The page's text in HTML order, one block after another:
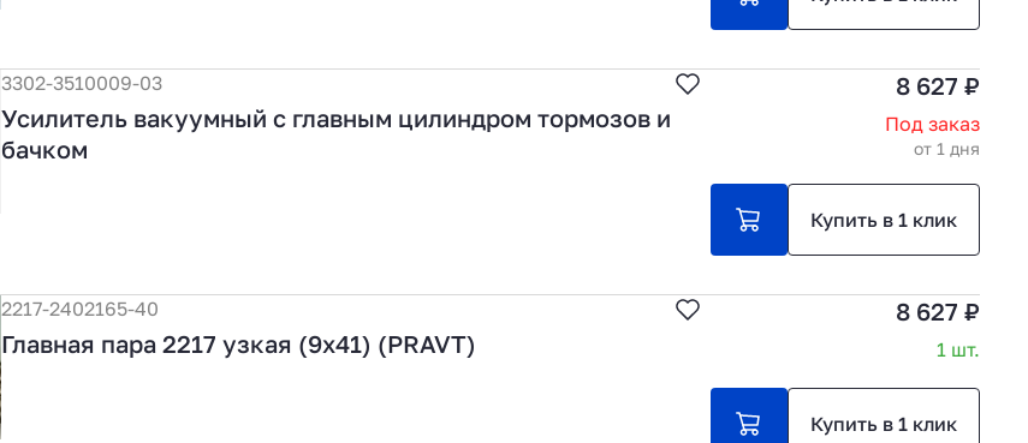
3302-3510009-03
Усилитель вакуумный с главным цилиндром тормозов и
бачком
8 627 ₽
Под заказ
от 1 дня
Купить в 1 клик
2217-2402165-40
Главная пара 2217 узкая (9х41) (PRAVT)
8 627 ₽
1 шт.
Купить в 1 клик